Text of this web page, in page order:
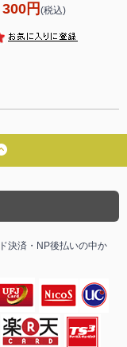
300円 (税込)
決済・NP後払いの中か